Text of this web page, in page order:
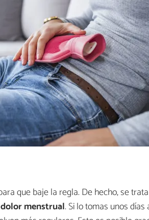
que baje la regla. De hecho, se
menstrual. Si lo tomas unos